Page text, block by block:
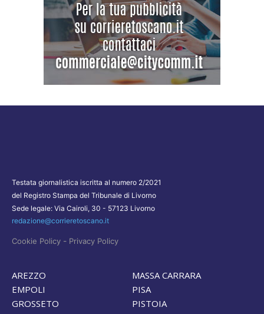
Testata giornalistica iscritta al numero 2/2021
del Registro Stampa del Tribunale di Livorno
Sede legale: Via Cairoli, 30 - 57123 Livorno
redazione@corrieretoscano.it
Cookie Policy - Privacy Policy
AREZZO
EMPOLI
GROSSETO
MASSA CARRARA
PISA
PISTOIA